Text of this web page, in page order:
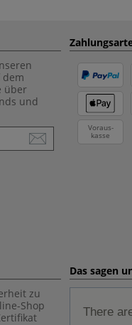
über
und
Voraus-
kasse
zu
Shop
Das sagen
There